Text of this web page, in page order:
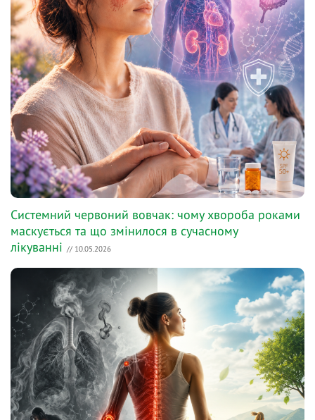
Системний червоний вовчак: чому хвороба роками
маскується та що змінилося в сучасному
лікуванні // 10.05.2026